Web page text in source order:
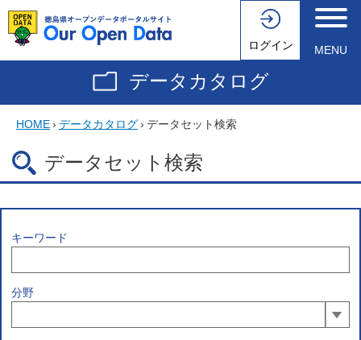
ログイン MENU
データカタログ
HOME› データカタログ› データセット検索
データセット検索
キーワード
分野